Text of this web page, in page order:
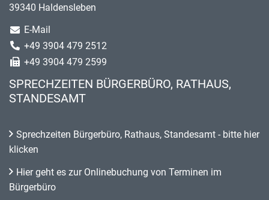
39340 Haldensleben
E-Mail
+49 3904 479 2512
+49 3904 479 2599
SPRECHZEITEN BÜRGERBÜRO, RATHAUS,
STANDESAMT
Sprechzeiten Bürgerbüro, Rathaus, Standesamt - bitte hier
klicken
Hier geht es zur Onlinebuchung von Terminen im
Bürgerbüro